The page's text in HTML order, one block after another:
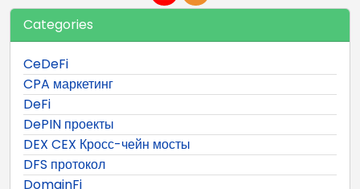
Categories
CeDeFi
CPA маркетинг
DeFi
DePIN проекты
DEX CEX Кросс-чейн мосты
DFS протокол
DomainFi